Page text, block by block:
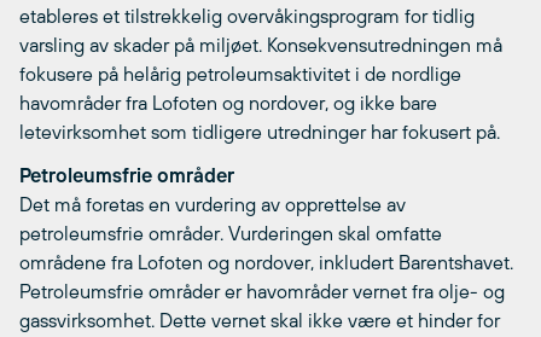
etableres et tilstrekkelig overvåkingsprogram for tidlig
varsling av skader på miljøet. Konsekvensutredningen må
fokusere på helårig petroleumsaktivitet i de nordlige
havområder fra Lofoten og nordover, og ikke bare
letevirksomhet som tidligere utredninger har fokusert på.
Petroleumsfrie områder
Det må foretas en vurdering av opprettelse av
petroleumsfrie områder. Vurderingen skal omfatte
områdene fra Lofoten og nordover, inkludert Barentshavet.
Petroleumsfrie områder er havområder vernet fra olje- og
gassvirksomhet. Dette vernet skal ikke være et hinder for